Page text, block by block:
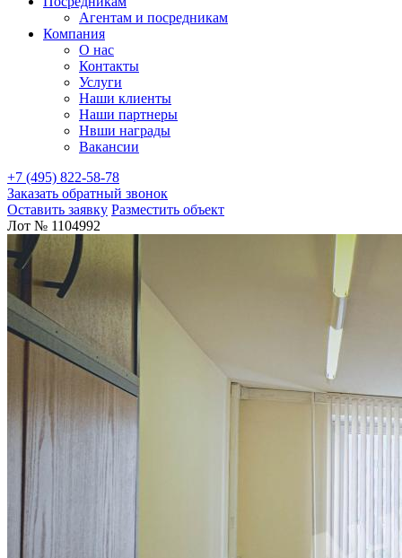
Агентам и посредникам
Компания
О нас
Контакты
Услуги
Наши клиенты
Наши партнеры
Нвши награды
Вакансии
+7 (495) 822-58-78
Заказать обратный звонок
Оставить заявку Разместить объект
Лот № 1104992